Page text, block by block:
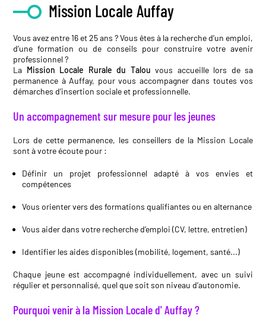
Mission Locale Auffay
Vous avez entre 16 et 25 ans ? Vous êtes à la recherche d’un emploi,
d’une formation ou de conseils pour construire votre avenir
professionnel ?
La Mission Locale Rurale du Talou vous accueille lors de sa
permanence à Auffay, pour vous accompagner dans toutes vos
démarches d’insertion sociale et professionnelle.
Un accompagnement sur mesure pour les jeunes
Lors de cette permanence, les conseillers de la Mission Locale
sont à votre écoute pour :
Définir un projet professionnel adapté à vos envies et
compétences
Vous orienter vers des formations qualifiantes ou en alternance
Vous aider dans votre recherche d’emploi (CV, lettre, entretien)
Identifier les aides disponibles (mobilité, logement, santé...)
Chaque jeune est accompagné individuellement, avec un suivi
régulier et personnalisé, quel que soit son niveau d’autonomie.
Pourquoi venir à la Mission Locale d' Auffay ?